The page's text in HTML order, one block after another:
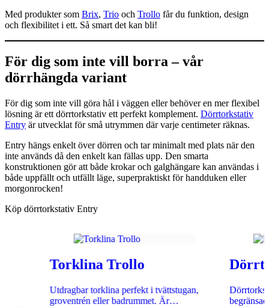
Med produkter som Brix, Trio och Trollo får du funktion, design
och flexibilitet i ett. Så smart det kan bli!
För dig som inte vill borra – vår
dörrhängda variant
För dig som inte vill göra hål i väggen eller behöver en mer flexibel
lösning är ett dörrtorkstativ ett perfekt komplement. Dörrtorkstativ
Entry är utvecklat för små utrymmen där varje centimeter räknas.
Entry hängs enkelt över dörren och tar minimalt med plats när den
inte används då den enkelt kan fällas upp. Den smarta
konstruktionen gör att både krokar och galghängare kan användas i
både uppfällt och utfällt läge, superpraktiskt för handduken eller
morgonrocken!
Köp dörrtorkstativ Entry
Torklina Trollo
Utdragbar torklina perfekt i tvättstugan,
groventrén eller badrummet. Är…